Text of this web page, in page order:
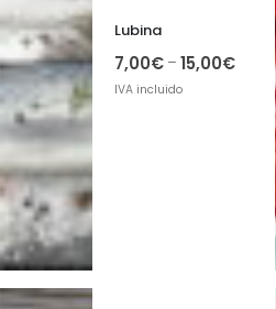
Lubina
7,00€ – 15,00€
IVA incluido